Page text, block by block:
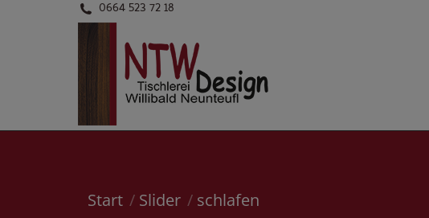
0664 523 72 18
Sie befinden sich hier:
Start Slider schlafen